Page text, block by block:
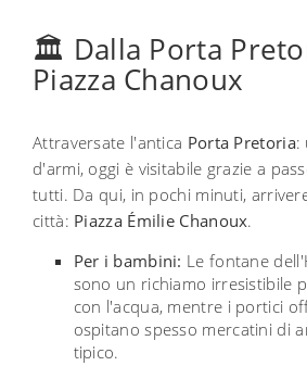
🏛️ Dalla Porta
Piazza Chanoux
Attraversate l'antica Porta Pretoria:
d'armi, oggi è visitabile grazie a
tutti. Da qui, in pochi minuti,
città: Piazza Émilie Chanoux.
Per i bambini: Le fontane
sono un richiamo irresistibile
con l'acqua, mentre i portici
ospitano spesso mercatini di
tipico.